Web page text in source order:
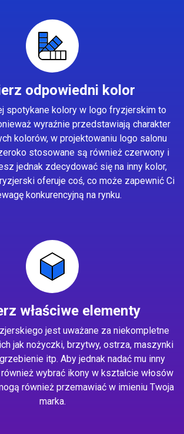
odpowiedni kolor
spotykane kolory w logo fryzjerskim to
wyraźnie przedstawiają charakter
kolorów, w projektowaniu logo salonu
stosowane są również czerwony i
jednak zdecydować się na inny kolor,
oferuje coś, co może zapewnić Ci
konkurencyjną na rynku.
właściwe elementy
jest uważane za niekompletne
jak nożyczki, brzytwy, ostrza, maszynki
itp. Aby jednak nadać mu inny
wybrać ikony w kształcie włosów
również przemawiać w imieniu Twoja
marka.